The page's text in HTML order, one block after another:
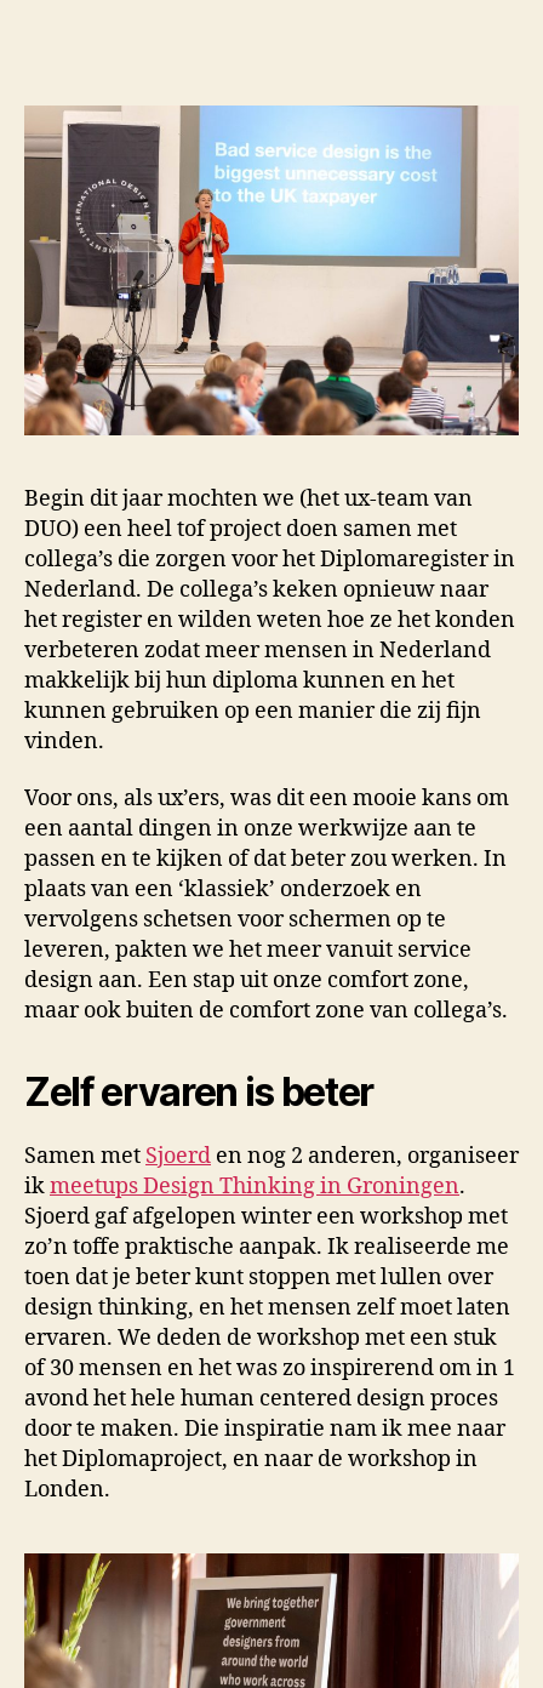
Begin dit jaar mochten we (het ux-team van
DUO) een heel tof project doen samen met
collega’s die zorgen voor het Diplomaregister in
Nederland. De collega’s keken opnieuw naar
het register en wilden weten hoe ze het konden
verbeteren zodat meer mensen in Nederland
makkelijk bij hun diploma kunnen en het
kunnen gebruiken op een manier die zij fijn
vinden.
Voor ons, als ux’ers, was dit een mooie kans om
een aantal dingen in onze werkwijze aan te
passen en te kijken of dat beter zou werken. In
plaats van een ‘klassiek’ onderzoek en
vervolgens schetsen voor schermen op te
leveren, pakten we het meer vanuit service
design aan. Een stap uit onze comfort zone,
maar ook buiten de comfort zone van collega’s.
Zelf ervaren is beter
Samen met Sjoerd en nog 2 anderen, organiseer
ikmeetups Design Thinking in Groningen.
Sjoerd gaf afgelopen winter een workshop met
zo’n toffe praktische aanpak. Ik realiseerde me
toen dat je beter kunt stoppen met lullen over
design thinking, en het mensen zelf moet laten
ervaren. We deden de workshop met een stuk
of 30 mensen en het was zo inspirerend om in 1
avond het hele human centered design proces
door te maken. Die inspiratie nam ik mee naar
het Diplomaproject, en naar de workshop in
Londen.